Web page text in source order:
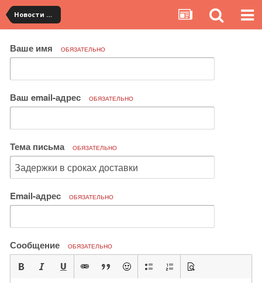
Новости сервиса
Ваше имя ОБЯЗАТЕЛЬНО
Ваш email-адрес ОБЯЗАТЕЛЬНО
Тема письма ОБЯЗАТЕЛЬНО
Email-адрес ОБЯЗАТЕЛЬНО
Сообщение ОБЯЗАТЕЛЬНО